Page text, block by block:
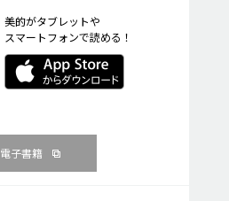
美的がタブレットや
スマートフォンで読める！
電子書籍